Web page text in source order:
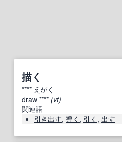
描く
**** えがく
draw **** (vt)
関連語
引き出す, 導く , 引く , 出す